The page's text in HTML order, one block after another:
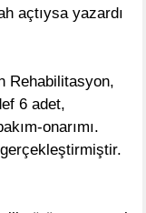
açtıysa yazardı
Rehabilitasyon,
6 adet,
onarımı.
gerçekleştirmiştir.